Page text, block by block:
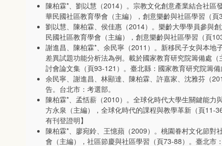
陳柏霖*、劉以慧（2014）。宗教文化創意產業結合社區
華民國社區教育學會（主編），創意樂齡與社區學習（
劉以慧、陳柏霖、侯佳惠（2014）。樂齡大學學員參與
民國社區教育學會（主編），創意樂齡與社區學習（頁
謝進昌、陳柏霖*、余民寧（2011）。新移民子女與本地
差異試題功能分析法為例。載於國家教育研究院籌備處
討會論文集（頁93-121）。臺北縣：國家教育研究院籌
余民寧、謝進昌、林顯達、陳柏霖、許嘉家、沈雅芬（
告。台北市：考選部。
陳柏霖*、孟恬薪（2010）。全球化時代大學生關鍵能力
方永泉（主編），全球化時代的課程與教學革新（頁11-
有刊登證明】
陳柏霖*、廖宛鈴、王憶蘋（2009）。桃園眷村文化節對
會（主編），社區節慶與社區學習（頁73-88）。臺北市